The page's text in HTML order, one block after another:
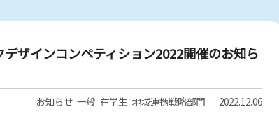
デザインコンペティション2022開催のお知ら
お知らせ 一般 在学生 地域連携戦略部門 2022.12.06